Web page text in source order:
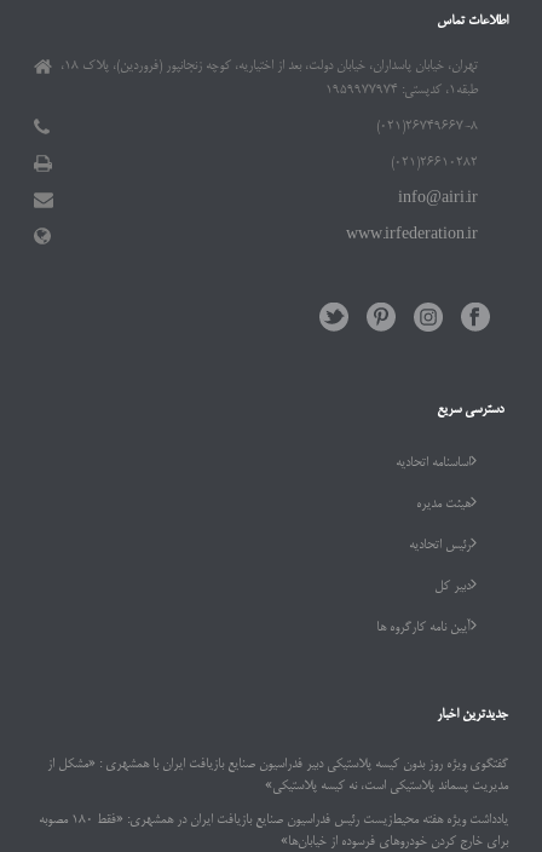
اطلاعات تماس
تهران، خیابان پاسداران، خیابان دولت، بعد از اختیاریه، کوچه زنجانپور (فروردین)، پلاک ۱۸،
طبقه۱، کدپستی: ۱۹۵۹۹۷۷۹۷۴
۲۶۷۴۹۶۶۷-۸(۰۲۱)
۲۶۶۱۰۲۸۲(۰۲۱)
info@airi.ir
www.irfederation.ir
دسترسی سریع
اساسنامه اتحادیه
هیئت مدیره
رئیس اتحادیه
دبیر کل
آیین نامه کارگروه ها
جدیدترین اخبار
گفتگوی ویژه روز بدون کیسه پلاستیکی دبیر فدراسیون صنایع بازیافت ایران با همشهری : «مشکل از
مدیریت پسماند پلاستیکی است، نه کیسه پلاستیکی»
یادداشت ویژه هفته محیط‌زیست رئیس فدراسیون صنایع بازیافت ایران در همشهری: «فقط ۱۸۰ مصوبه
برای خارج کردن خودروهای فرسوده از خیابان‌ها»